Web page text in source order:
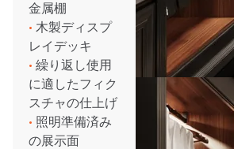
金属棚
• 木製ディスプ
レイデッキ
• 繰り返し使用
に適したフィク
スチャの仕上げ
• 照明準備済み
の展示面